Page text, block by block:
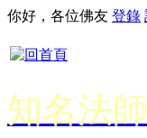
你好，各位佛友 登錄
知名法